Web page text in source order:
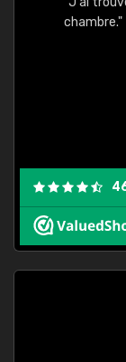
chambre."